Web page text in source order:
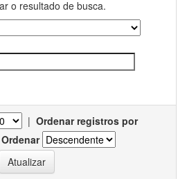
o resultado de busca.
| Ordenar registros por
Ordenar